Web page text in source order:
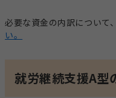
必要な資金の内訳について、
い。
就労継続支援A型